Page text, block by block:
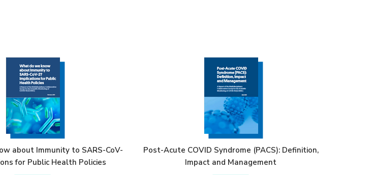
about Immunity to SARS-CoV-
for Public Health Policies
Post-Acute COVID Syndrome (PACS): Definition,
Impact and Management